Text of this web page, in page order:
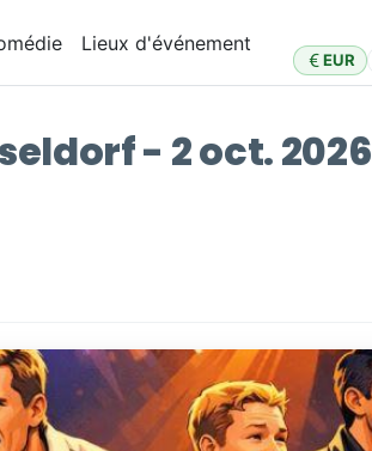
Lieux d'événement
EUR
- 2 oct. 2026